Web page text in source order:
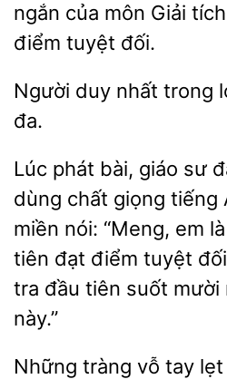
ngắn của môn Giải
điểm tuyệt
Người
trong
đa.
Lúc phát
giáo sư
dùng chất giọng tiếng
miền
“Meng, em
tiên đạt điểm tuyệt
tra đầu
suốt mười
này.”
tràng vỗ tay